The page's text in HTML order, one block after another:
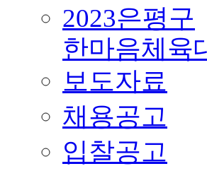
2023은평구
한마음체육
보도자료
채용공고
입찰공고